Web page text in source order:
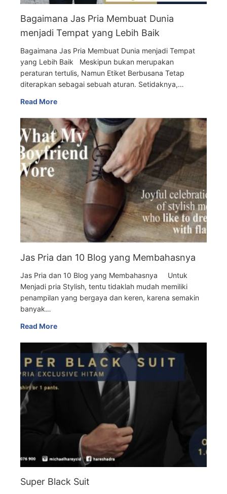
Bagaimana Jas Pria Membuat Dunia
menjadi Tempat yang Lebih Baik
Bagaimana Jas Pria Membuat Dunia menjadi Tempat
yang Lebih Baik Meskipun bukan merupakan
peraturan tertulis, Namun Etiket Berbusana Tetap
diterapkan sebagai sebuah aturan. Setidaknya,…
Read More
Jas Pria dan 10 Blog yang Membahasnya
Jas Pria dan 10 Blog yang Membahasnya Untuk
Menjadi pria Stylish, tentu tidaklah mudah memiliki
penampilan yang bergaya dan keren, karena semakin
banyak…
Read More
Super Black Suit